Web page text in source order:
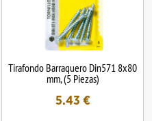
Tirafondo Barraquero Din571 8x80
mm, (5 Piezas)
5.43 €